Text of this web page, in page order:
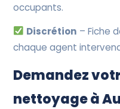
occupants.
Discrétion – Fiche
chaque agent
Demandez
nettoyage à